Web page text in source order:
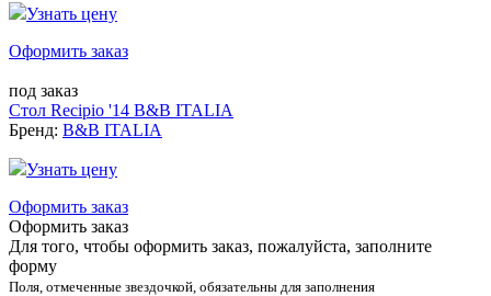
Узнать цену
Оформить заказ
под заказ
Стол Recipio '14 B&B ITALIA
Бренд: B&B ITALIA
Узнать цену
Оформить заказ
Оформить заказ
Для того, чтобы оформить заказ, пожалуйста, заполните
форму
Поля, отмеченные звездочкой, обязательны для заполнения